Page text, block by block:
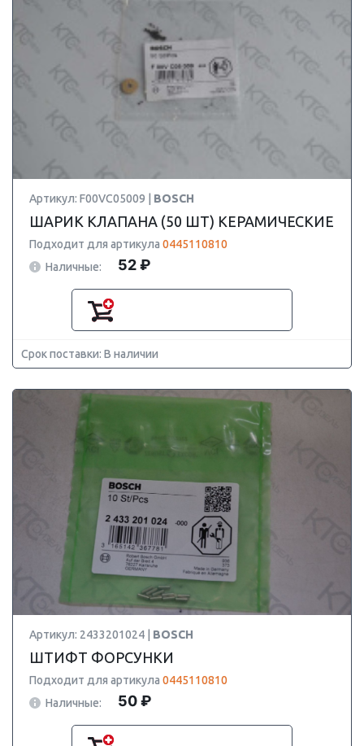
Артикул: F00VC05009 | BOSCH
ШАРИК КЛАПАНА (50 ШТ) КЕРАМИЧЕСКИЕ
Подходит для артикула 0445110810
Наличные:
52 ₽
Срок поставки: В наличии
Артикул: 2433201024 | BOSCH
ШТИФТ ФОРСУНКИ
Подходит для артикула 0445110810
Наличные:
50 ₽